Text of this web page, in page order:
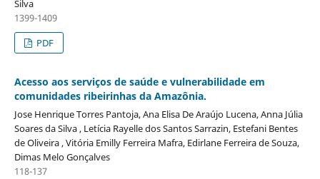
Silva
1399-1409
PDF
Acesso aos serviços de saúde e vulnerabilidade em
comunidades ribeirinhas da Amazônia.
Jose Henrique Torres Pantoja, Ana Elisa De Araújo Lucena, Anna Júlia
Soares da Silva , Letícia Rayelle dos Santos Sarrazin, Estefani Bentes
de Oliveira , Vitória Emilly Ferreira Mafra, Edirlane Ferreira de Souza,
Dimas Melo Gonçalves
118-137